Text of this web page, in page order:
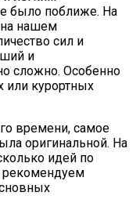
было поближе. На
нашем
сил и
и
сложно. Особенно
или курортных
времени, самое
оригинальной. На
идей по
рекомендуем